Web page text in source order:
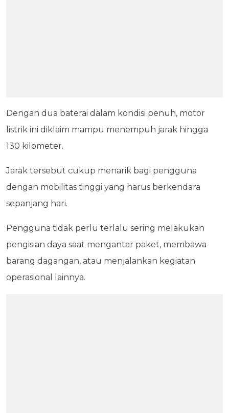
Dengan dua baterai dalam kondisi penuh, motor
listrik ini diklaim mampu menempuh jarak hingga
130 kilometer.
Jarak tersebut cukup menarik bagi pengguna
dengan mobilitas tinggi yang harus berkendara
sepanjang hari.
Pengguna tidak perlu terlalu sering melakukan
pengisian daya saat mengantar paket, membawa
barang dagangan, atau menjalankan kegiatan
operasional lainnya.